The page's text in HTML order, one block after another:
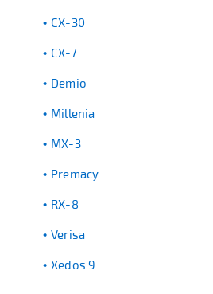
CX-30
CX-7
Demio
Millenia
MX-3
Premacy
RX-8
Verisa
Xedos 9